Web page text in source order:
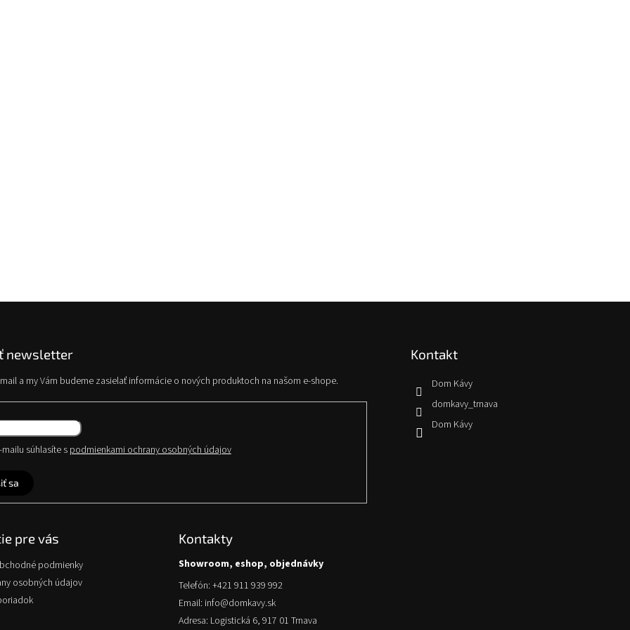
newsletter
a my Vám budeme zasielať informácie o nových produktoch na našom e-shope.
súhlasíte spodmienkami ochrany osobných údajov
sa
Kontakt
Dom Kávy
domkavy_trnava
Dom Kávy
pre vás
podmienky
osobných údajov
Kontakty
Showroom, eshop, objednávky
Telefón: +421 911 939 992
Email: info@domkavy.sk
Adresa: Logistická 6, 917 01 Trnava